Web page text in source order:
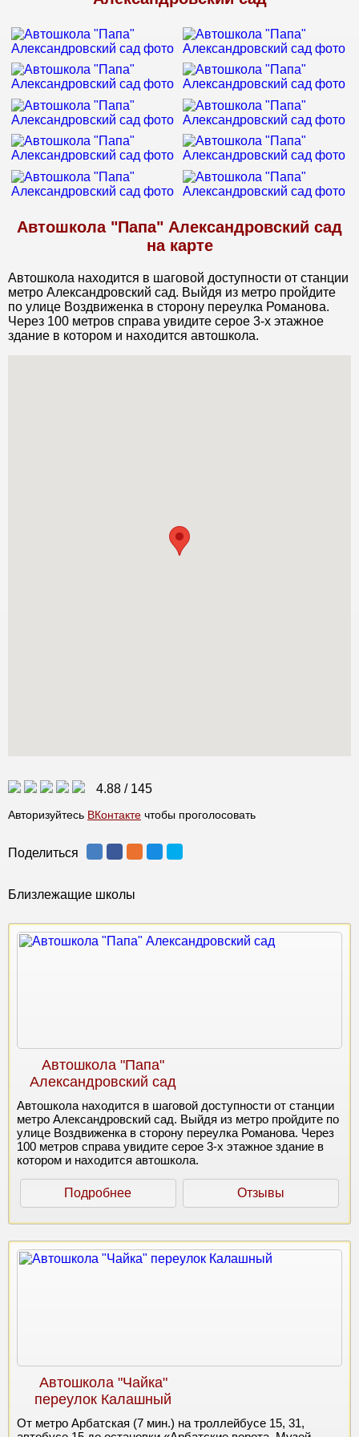
Васильевич и все стало получаться.Затем были
экзамены.Сдала-все хорошо.И теперь я тоже
ВОДИТЕЛЬ.Большое спасибо всему коллективу Автошколы
ПАПА.
Автошкола "Папа" Александровский сад
на карте
Автошкола находится в шаговой доступности от станции
метро Александровский сад. Выйдя из метро пройдите
по улице Воздвиженка в сторону переулка Романова.
Через 100 метров справа увидите серое 3-х этажное
здание в котором и находится автошкола.
4.88 / 145
Авторизуйтесь ВКонтакте чтобы проголосовать
Поделиться
Близлежащие школы
Автошкола "Папа"
Александровский сад
Автошкола находится в шаговой доступности от станции
метро Александровский сад. Выйдя из метро пройдите по
улице Воздвиженка в сторону переулка Романова. Через
100 метров справа увидите серое 3-х этажное здание в
котором и находится автошкола.
Подробнее Отзывы
Автошкола "Чайка"
переулок Калашный
От метро Арбатская (7 мин.) на троллейбусе 15, 31,